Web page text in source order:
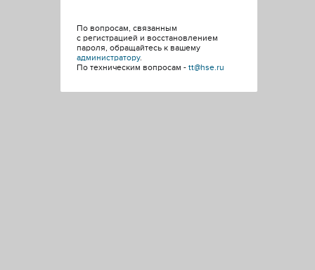
По вопросам, связанным
с регистрацией и восстановлением
пароля, обращайтесь к вашему
администратору.
По техническим вопросам - tt@hse.ru